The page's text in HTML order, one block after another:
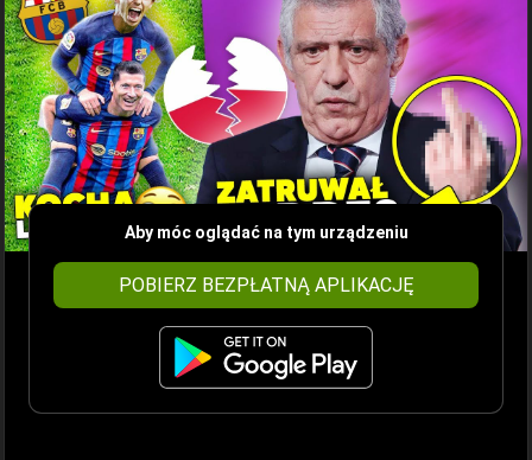
Aby móc oglądać na tym urządzeniu
POBIERZ BEZPŁATNĄ APLIKACJĘ